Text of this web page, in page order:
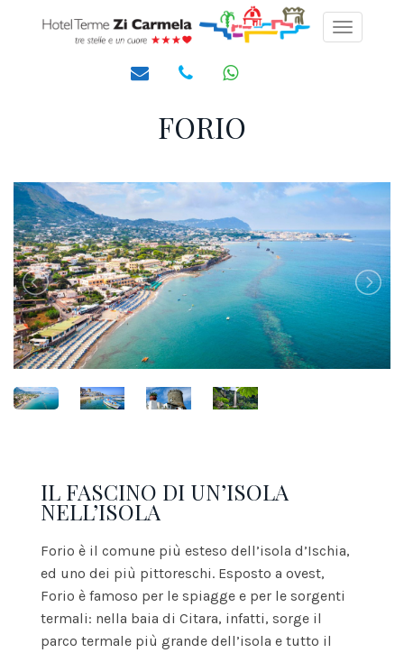
Toggle
FORIO
IL FASCINO DI UN’ISOLA
NELL’ISOLA
Forio è il comune più esteso dell’isola d’Ischia,
ed uno dei più pittoreschi. Esposto a ovest,
Forio è famoso per le spiagge e per le sorgenti
termali: nella baia di Citara, infatti, sorge il
parco termale più grande dell’isola e tutto il